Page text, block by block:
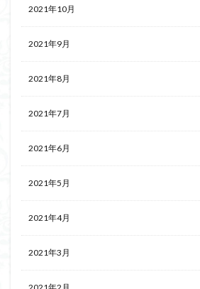
2021年10月
2021年9月
2021年8月
2021年7月
2021年6月
2021年5月
2021年4月
2021年3月